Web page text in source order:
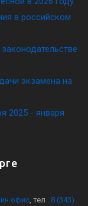
в российском
экзамена на
2025 - января
офис , тел . 8 (343)